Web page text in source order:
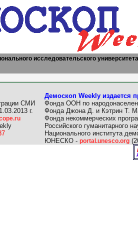
исследовательского
СМИ
г.
Демоскоп Weekly издается
Фонда ООН по
Фонда Джона Д. и Кэтрин Т.
Фонда некоммерческих
Российского гуманитарного
Национального института
ЮНЕСКО -portal.unesco.org